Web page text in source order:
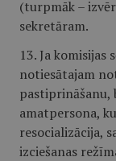
(turpmāk –
sekretāram.
13. Ja komisijas
notiesātajam
pastiprināšanu,
amatpersona,
resocializācija,
izciešanas